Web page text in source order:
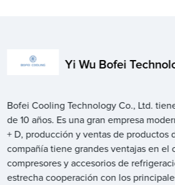
Yi Wu Bofei
Bofei Cooling Technology Co., Ltd.
de 10 años. Es una gran empresa
+ D, producción y ventas de productos
compañía tiene grandes ventajas en el
compresores y accesorios de
estrecha cooperación con los